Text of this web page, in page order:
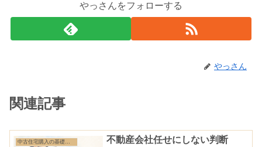
やっさんをフォローする
やっさん
関連記事
中古住宅購入の基礎知識 不動産会社任せにしない判断